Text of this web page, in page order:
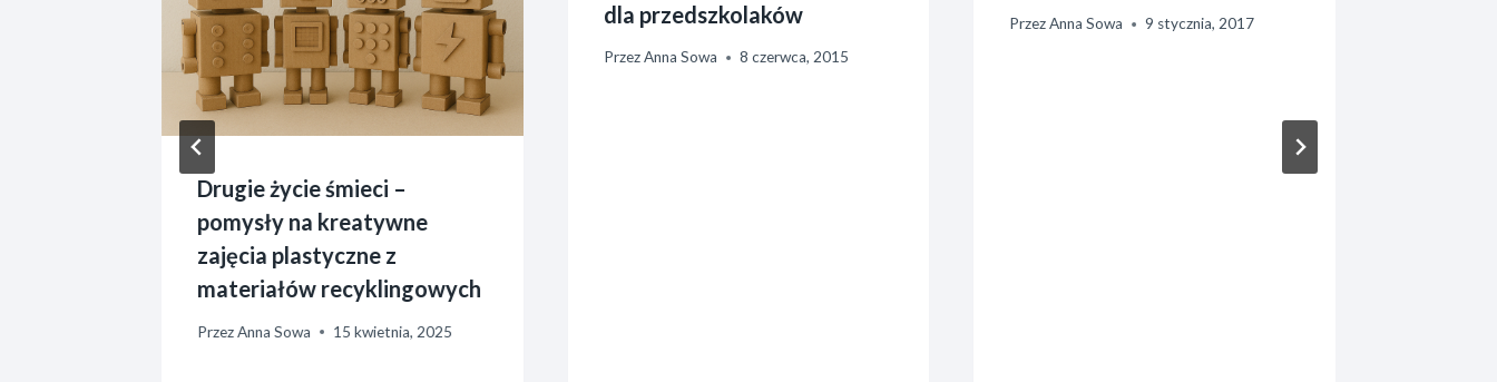
Drugie życie śmieci –
pomysły na kreatywne
zajęcia plastyczne z
materiałów recyklingowych
PrzezAnna Sowa 15 kwietnia, 2025
dla przedszkolaków
Przez Anna Sowa 8 czerwca, 2015
Przez Anna Sowa 9 stycznia, 2017